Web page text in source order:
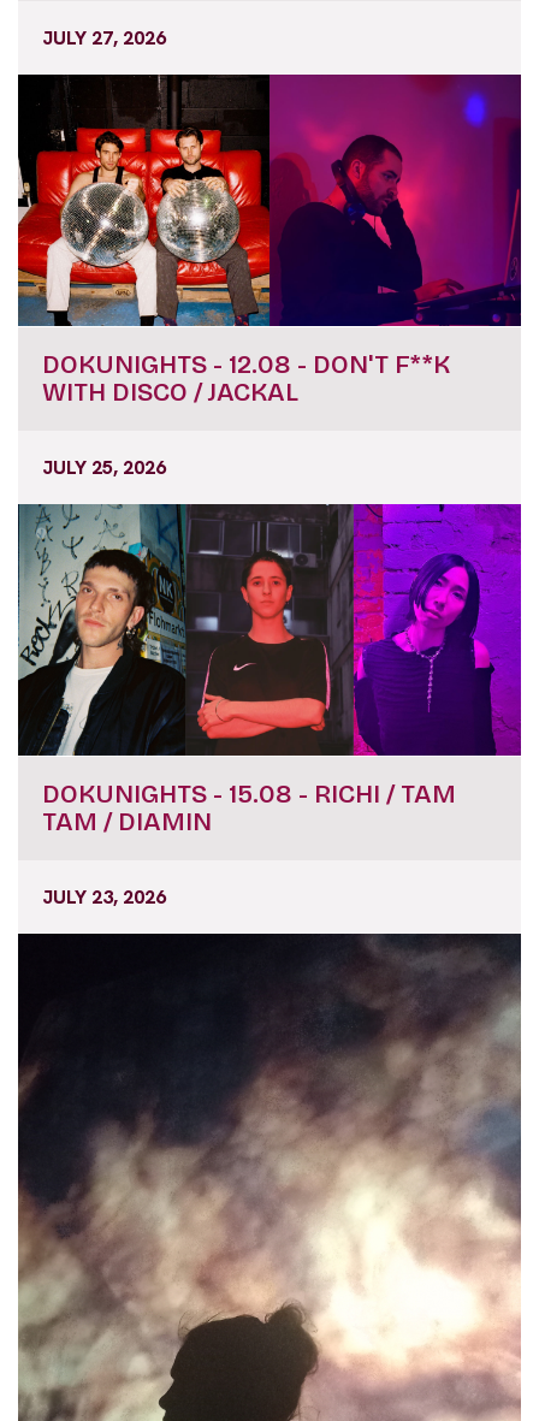
JULY 27, 2026
DOKUNIGHTS - 12.08 - DON'T F**K
WITH DISCO / JACKAL
JULY 25, 2026
DOKUNIGHTS - 15.08 - RICHI / TAM
TAM / DIAMIN
JULY 23, 2026